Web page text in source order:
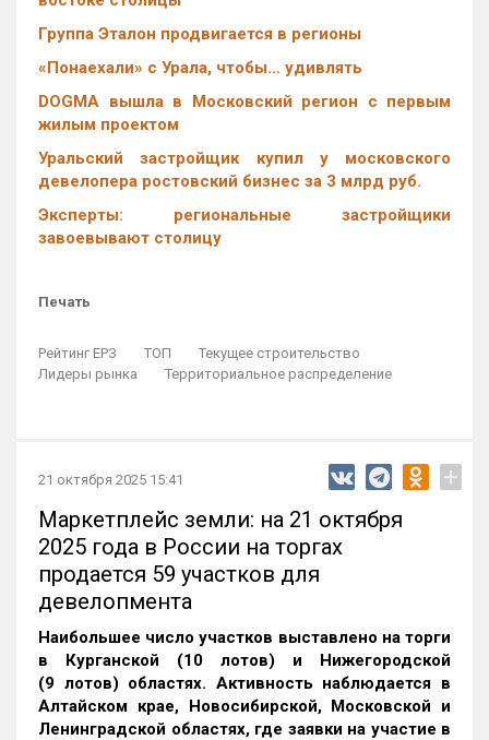
Группа Эталон продвигается в регионы
«Понаехали» с Урала, чтобы… удивлять
DOGMA вышла в Московский регион с первым
жилым проектом
Уральский застройщик купил у московского
девелопера ростовский бизнес за 3 млрд руб.
Эксперты: региональные застройщики
завоевывают столицу
Печать
Рейтинг ЕРЗ ТОП
Текущее строительство
Лидеры рынка
Территориальное распределение
21 октября 2025 15:41 +
Маркетплейс земли: на 21 октября
2025 года в России на торгах
продается 59 участков для
девелопмента
Наибольшее число участков выставлено на торги
в Курганской (10 лотов) и Нижегородской
(9 лотов) областях. Активность наблюдается в
Алтайском крае, Новосибирской, Московской и
Ленинградской областях, где заявки на участие в